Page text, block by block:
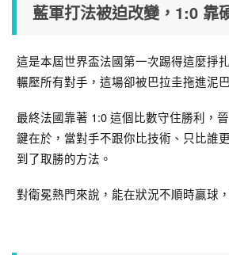
藍軍打法被迫改變，1:0 靠
這是本屆世界盃法國第一次踢得這麼掙
輾壓所有對手，這場卻被巴拉圭拖進泥
最終法國靠著 1:0 這個比數守住勝利，
鍵在於，當對手不跟你比技術、只比誰
到了取勝的方法。
對衛冕熱門來說，能在狀況不順時贏球